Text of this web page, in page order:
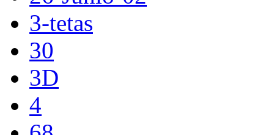
3-tetas
30
3D
4